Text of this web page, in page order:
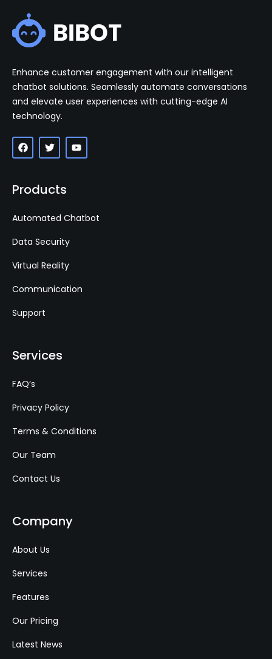
Enhance customer engagement with our intelligent
chatbot solutions. Seamlessly automate conversations
and elevate user experiences with cutting-edge AI
technology.
Products
Automated Chatbot
Data Security
Virtual Reality
Communication
Support
Services
FAQ’s
Privacy Policy
Terms & Conditions
Our Team
Contact Us
Company
About Us
Services
Features
Our Pricing
Latest News